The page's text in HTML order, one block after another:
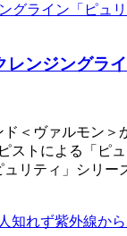
ンジングラ
＜ヴァルモン
ストによる「
リティ」シリ